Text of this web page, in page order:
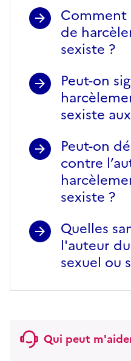
Comment
de
sexiste ?
Peut-on
sexiste
Peut-on
contre
sexiste ?
Quelles
l'auteur
sexuel ou
Qui peut